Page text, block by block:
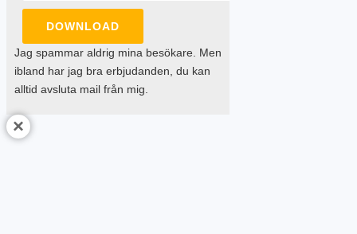
DOWNLOAD
Jag spammar aldrig mina besökare. Men
ibland har jag bra erbjudanden, du kan
alltid avsluta mail från mig.
×